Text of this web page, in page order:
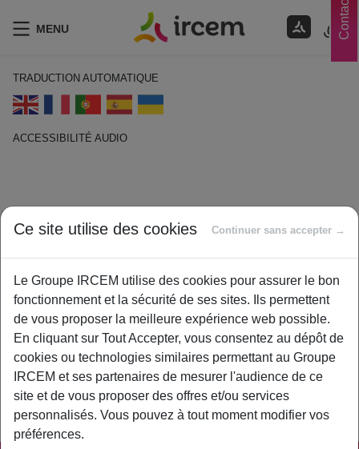
Contacts
MENU
TRADUCTION AUTOMATIQUE
ACCESSIBILITÉ AUDIO
Ouvrant droit (L’)
Dans le cadre de la retraite :C’est l’ancien salarié qui a
acquis lui-même ses droits.
Dans le cadre de l’assurance : Un salarié couvert par
l’Assurance Maladie est un ouvrant droit. C’est lui
l’assuré qui par exemple permet l’accès aux mêmes
garanties d’assurance à un membre de sa famille tel que
son conjoint ou ses enfants (les ayants droit).
Ce site utilise des cookies Continuer sans accepter →
Le Groupe IRCEM utilise des cookies pour assurer le bon
fonctionnement et la sécurité de ses sites. Ils permettent
de vous proposer la meilleure expérience web possible.
En cliquant sur Tout Accepter, vous consentez au dépôt de
cookies ou technologies similaires permettant au Groupe
IRCEM et ses partenaires de mesurer l'audience de ce
site et de vous proposer des offres et/ou services
personnalisés. Vous pouvez à tout moment modifier vos
préférences.